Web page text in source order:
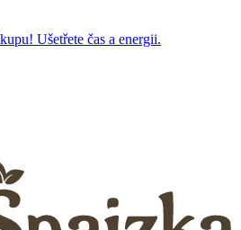
Ušetřete čas a energii.